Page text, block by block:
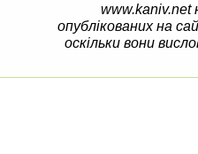
www.kaniv.net
опублікованих на
оскільки вони